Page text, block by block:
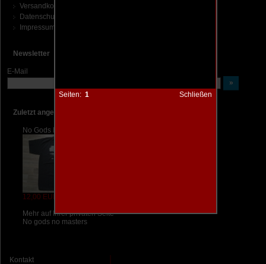
Seiten: 1 Schließen
Versandkosten
Datenschutz
Impressum
Newsletter
E-Mail
Zuletzt angesehen
No Gods No Masters M
12,00 EUR
Mehr auf Ihrer privaten Seite
No gods no masters
Kontakt